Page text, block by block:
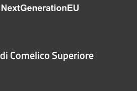
Comelico Superiore